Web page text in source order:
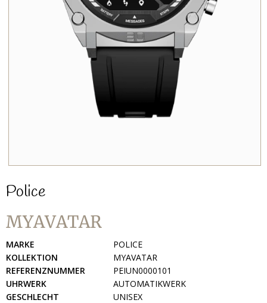
Police
MYAVATAR
MARKE
POLICE
KOLLEKTION
MYAVATAR
REFERENZNUMMER
PEIUN0000101
UHRWERK
AUTOMATIKWERK
GESCHLECHT
UNISEX